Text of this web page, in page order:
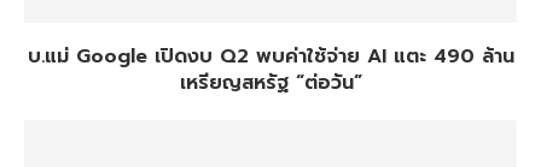
บ.แม่ Google เปิดงบ Q2 พบค่าใช้จ่าย AI แตะ 490 ล้าน
เหรียญสหรัฐ “ต่อวัน”